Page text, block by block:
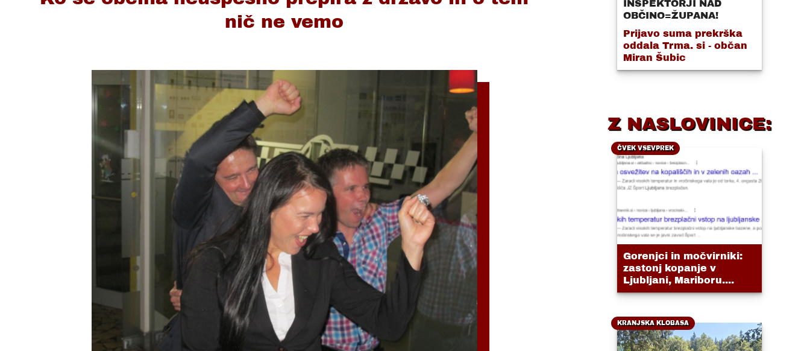
nič ne vemo
INŠPEKTORJI NAD
OBČINO=ŽUPANA!
Prijavo suma prekrška
oddala Trma. si - občan
Miran Šubic
Z NASLOVINICE:
ČVEK VSEVPREK
Gorenjci in močvirniki:
zastonj kopanje v
Ljubljani, Mariboru....
KRANJSKA KLOBASA